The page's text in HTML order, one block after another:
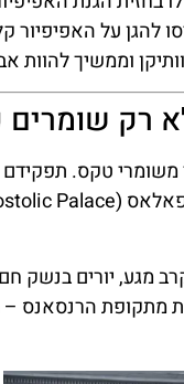
בעת שניסו להגן על
וממשיך להוות
רק שומרים
משומרי טקס.
מגע, יורים
מתקופת הרנסאנס